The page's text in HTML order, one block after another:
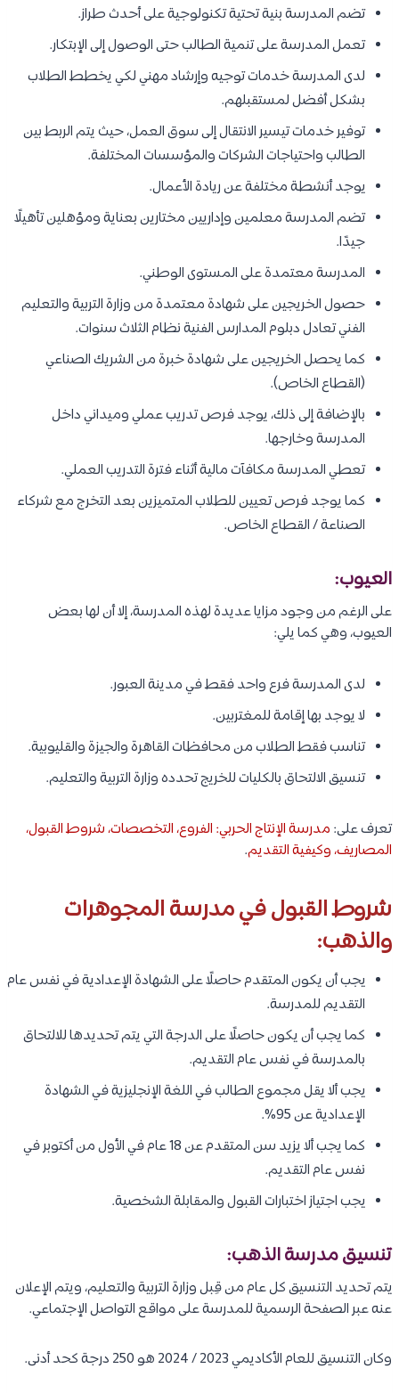
تضم المدرسة بنية تحتية تكنولوجية على أحدث طراز.
تعمل المدرسة على تنمية الطالب حتى الوصول إلى الإبتكار.
لدى المدرسة خدمات توجيه وإرشاد مهني لكي يخطط الطلاب
بشكل أفضل لمستقبلهم.
توفير خدمات تيسير الانتقال إلى سوق العمل، حيث يتم الربط بين
الطالب واحتياجات الشركات والمؤسسات المختلفة.
يوجد أنشطة مختلفة عن ريادة الأعمال.
تضم المدرسة معلمين وإداريين مختارين بعناية ومؤهلين تأهيلًا
جيدًا.
المدرسة معتمدة على المستوى الوطني.
حصول الخريجين على شهادة معتمدة من وزارة التربية والتعليم
الفني تعادل دبلوم المدارس الفنية نظام الثلاث سنوات.
كما يحصل الخريجين على شهادة خبرة من الشريك الصناعي
(القطاع الخاص).
بالإضافة إلى ذلك، يوجد فرص تدريب عملي وميداني داخل
المدرسة وخارجها.
تعطي المدرسة مكافآت مالية أثناء فترة التدريب العملي.
كما يوجد فرص تعيين للطلاب المتميزين بعد التخرج مع شركاء
الصناعة / القطاع الخاص.
العيوب:
على الرغم من وجود مزايا عديدة لهذه المدرسة، إلا أن لها بعض
العيوب، وهي كما يلي:
لدى المدرسة فرع واحد فقط في مدينة العبور.
لا يوجد بها إقامة للمغتربين.
تناسب فقط الطلاب من محافظات القاهرة والجيزة والقليوبية.
تنسيق الالتحاق بالكليات للخريج تحدده وزارة التربية والتعليم.
تعرف على: مدرسة الإنتاج الحربي: الفروع، التخصصات، شروط القبول،
المصاريف، وكيفية التقديم.
شروط القبول في مدرسة المجوهرات
والذهب:
يجب أن يكون المتقدم حاصلًا على الشهادة الإعدادية في نفس عام
التقديم للمدرسة.
كما يجب أن يكون حاصلًا على الدرجة التي يتم تحديدها للالتحاق
بالمدرسة في نفس عام التقديم.
يجب ألا يقل مجموع الطالب في اللغة الإنجليزية في الشهادة
الإعدادية عن 95%.
كما يجب ألا يزيد سن المتقدم عن 18 عام في الأول من أكتوبر في
نفس عام التقديم.
يجب اجتياز اختبارات القبول والمقابلة الشخصية.
تنسيق مدرسة الذهب:
يتم تحديد التنسيق كل عام من قِبل وزارة التربية والتعليم، ويتم الإعلان
عنه عبر الصفحة الرسمية للمدرسة على مواقع التواصل الإجتماعي.
وكان التنسيق للعام الأكاديمي 2023 / 2024 هو 250 درجة كحد أدنى.